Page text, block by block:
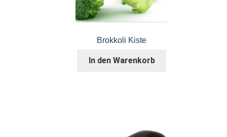
Brokkoli Kiste
In den Warenkorb